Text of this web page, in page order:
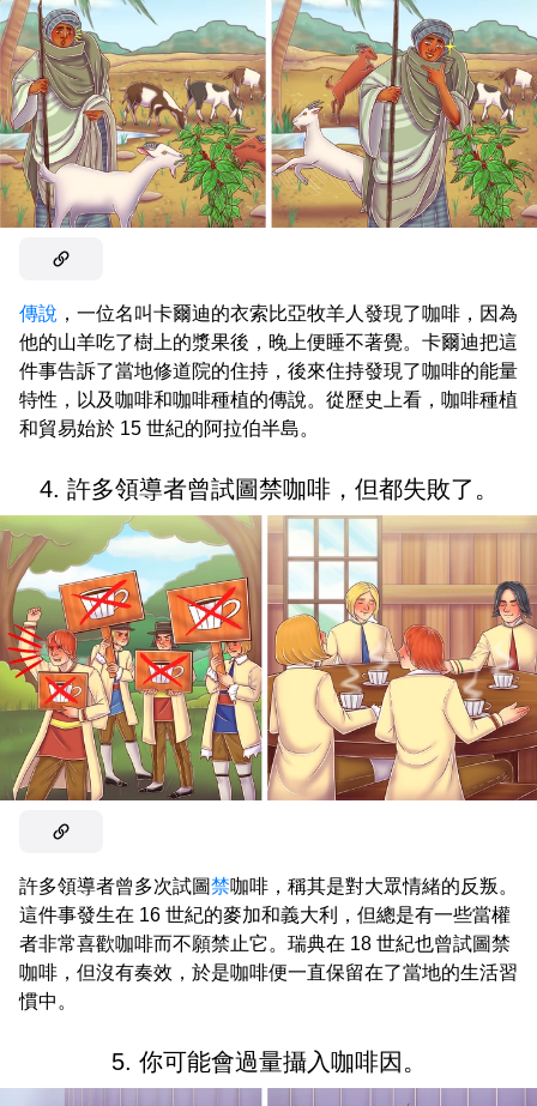
傳說 ，一位名叫卡爾迪的衣索比亞牧羊人發現了咖啡，因為
他的山羊吃了樹上的漿果後，晚上便睡不著覺。卡爾迪把這
件事告訴了當地修道院的住持，後來住持發現了咖啡的能量
特性，以及咖啡和咖啡種植的傳說。從歷史上看，咖啡種植
和貿易始於 15 世紀的阿拉伯半島。
4. 許多領導者曾試圖禁咖啡，但都失敗了。
許多領導者曾多次試圖禁咖啡，稱其是對大眾情緒的反叛。
這件事發生在 16 世紀的麥加和義大利，但總是有一些當權
者非常喜歡咖啡而不願禁止它。瑞典在 18 世紀也曾試圖禁
咖啡，但沒有奏效，於是咖啡便一直保留在了當地的生活習
慣中。
5. 你可能會過量攝入咖啡因。